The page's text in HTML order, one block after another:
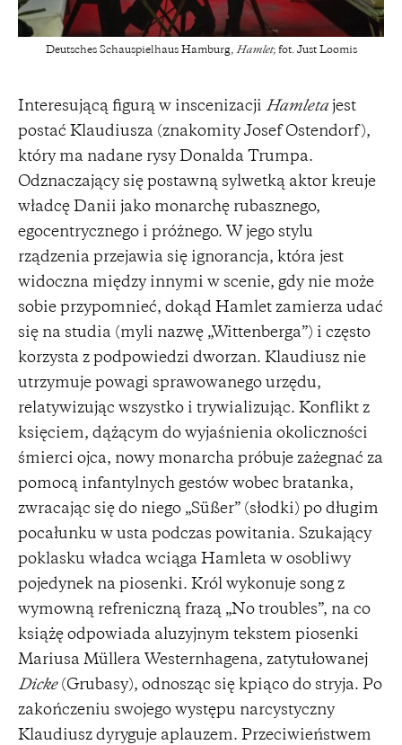
Deutsches Schauspielhaus Hamburg, Hamlet; fot. Just Loomis
Interesującą figurą w inscenizacji Hamletajest
postać Klaudiusza (znakomity Josef Ostendorf),
który ma nadane rysy Donalda Trumpa.
Odznaczający się postawną sylwetką aktor kreuje
władcę Danii jako monarchę rubasznego,
egocentrycznego i próżnego. W jego stylu
rządzenia przejawia się ignorancja, która jest
widoczna między innymi w scenie, gdy nie może
sobie przypomnieć, dokąd Hamlet zamierza udać
się na studia (myli nazwę „Wittenberga”) i często
korzysta z podpowiedzi dworzan. Klaudiusz nie
utrzymuje powagi sprawowanego urzędu,
relatywizując wszystko i trywializując. Konflikt z
księciem, dążącym do wyjaśnienia okoliczności
śmierci ojca, nowy monarcha próbuje zażegnać za
pomocą infantylnych gestów wobec bratanka,
zwracając się do niego „Süßer” (słodki) po długim
pocałunku w usta podczas powitania. Szukający
poklasku władca wciąga Hamleta w osobliwy
pojedynek na piosenki. Król wykonuje song z
wymowną refreniczną frazą „No troubles”, na co
książę odpowiada aluzyjnym tekstem piosenki
Mariusa Müllera Westernhagena, zatytułowanej
Dicke(Grubasy), odnosząc się kpiąco do stryja. Po
zakończeniu swojego występu narcystyczny
Klaudiusz dyryguje aplauzem. Przeciwieństwem